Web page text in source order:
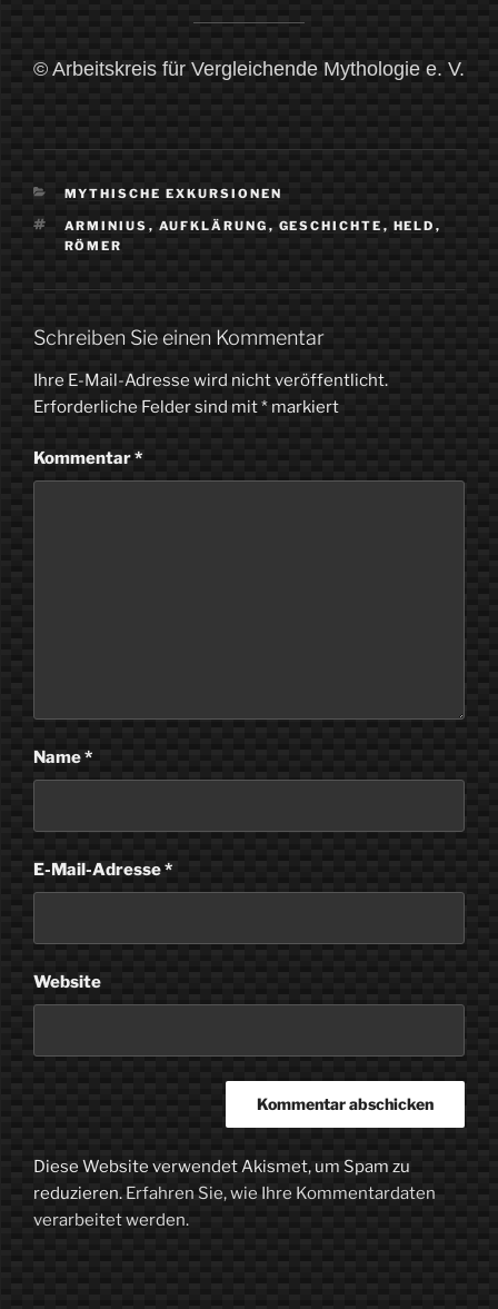
© Arbeitskreis für Vergleichende Mythologie e. V.
KATEGORIEN
MYTHISCHE EXKURSIONEN
SCHLAGWÖRTER
ARMINIUS , AUFKLÄRUNG , GESCHICHTE , HELD ,
RÖMER
Schreiben Sie einen Kommentar
Ihre E-Mail-Adresse wird nicht veröffentlicht.
Erforderliche Felder sind mit* markiert
Kommentar*
Name*
E-Mail-Adresse*
Website
Diese Website verwendet Akismet, um Spam zu
reduzieren. Erfahren Sie, wie Ihre Kommentardaten
verarbeitet werden.